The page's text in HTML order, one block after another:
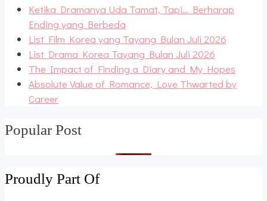
Ketika Dramanya Uda Tamat, Tapi… Berharap
Ending yang Berbeda
List Film Korea yang Tayang Bulan Juli 2026
List Drama Korea Tayang Bulan Juli 2026
The Impact of Finding a Diary and My Hopes
Absolute Value of Romance, Love Thwarted by
Career
Popular Post
Proudly Part Of